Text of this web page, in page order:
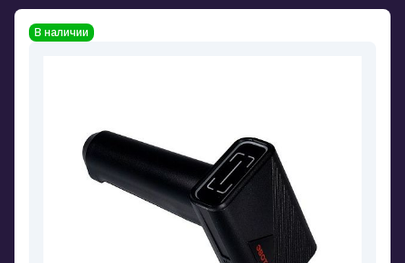
В наличии